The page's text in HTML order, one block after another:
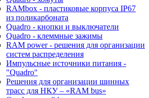
RAMbox - пластиковые корпуса IP67
из поликарбоната
Quadro - кнопки и выключатели
Quadro - клеммные зажимы
RAM power - решения для организации
систем распределения
Импульсные источники питания -
"Quadro"
Решения для организации шинных
трасс для НКУ – «RAM bus»